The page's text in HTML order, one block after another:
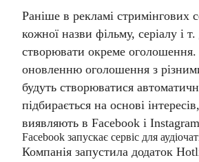
Раніше в рекламі стримінгових
кожної назви фільму, серіалу і
створювати окреме оголошення.
оновленню оголошення з
будуть створюватися
підбирається на основі
виявляють в Facebook і
​​Facebook запускає сервіс для
Компанія запустила додаток